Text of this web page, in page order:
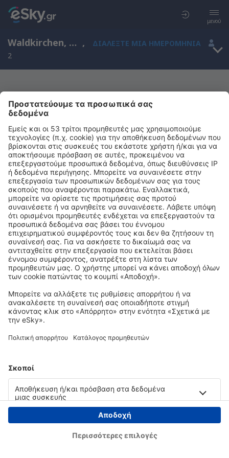
μενού
Waldkirchen, Bavaria, Γερμανία ,
ΔΙΑΛΈΞΤΕ ΜΙΑ ΗΜΕΡΟΜΗΝΊΑ
2
Μας συγχωρείτε, δεν υπάρχουν
αποτελέσματα για την αναζήτησή σας
Προσπαθήστε να κάνετε αναζήτηση με διαφορετικά κριτήρια
Copyright © eSky.gr. Με την επιφύλαξη παντός νομίμου δικαιώματος.